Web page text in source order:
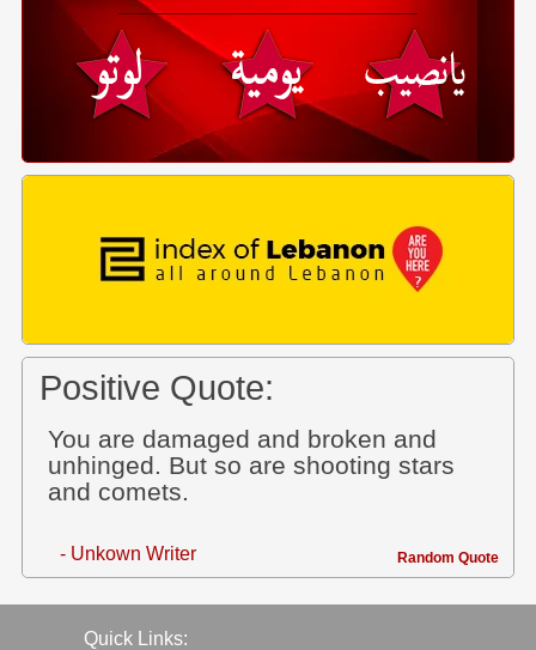
Positive Quote:
You are damaged and broken and
unhinged. But so are shooting stars
and comets.
- Unkown Writer Random Quote
Quick Links: